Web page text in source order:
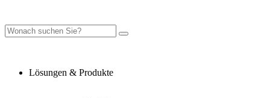
Lösungen & Produkte